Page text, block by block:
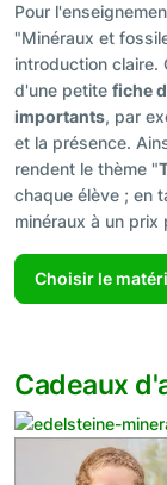
Pour
"Minéraux et
introduction claire.
d'une petite fiche
importants, par
et la présence.
rendent le thème "
chaque élève ; en
minéraux à un
Choisir le
Cadeaux